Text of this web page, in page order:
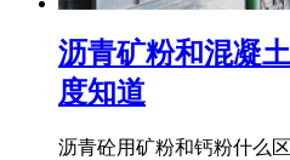
沥青矿粉和混凝
度知道
沥青砼用矿粉和钙粉什么